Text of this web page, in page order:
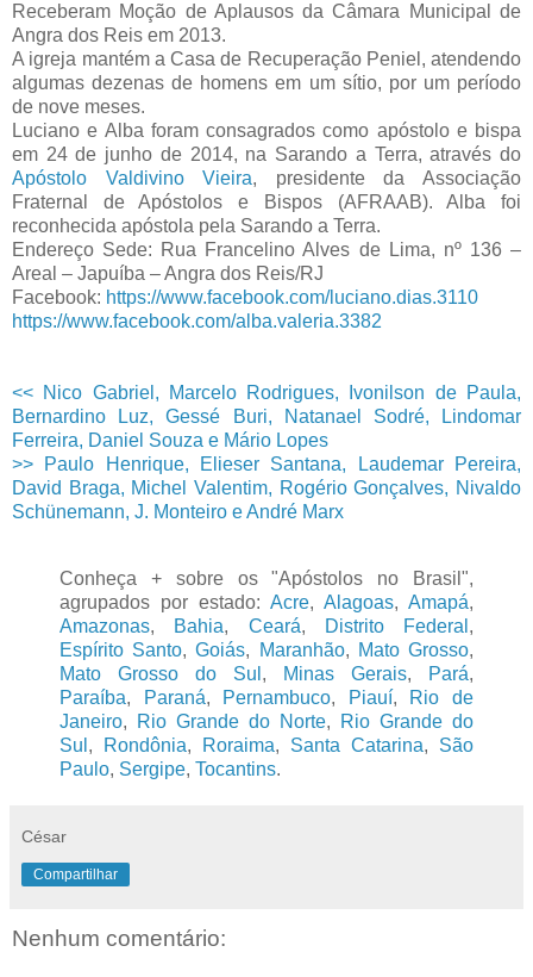
Receberam Moção de Aplausos da Câmara Municipal de
Angra dos Reis em 2013.
A igreja mantém a Casa de Recuperação Peniel, atendendo
algumas dezenas de homens em um sítio, por um período
de nove meses.
Luciano e Alba foram consagrados como apóstolo e bispa
em 24 de junho de 2014, na Sarando a Terra, através do
Apóstolo Valdivino Vieira, presidente da Associação
Fraternal de Apóstolos e Bispos (AFRAAB). Alba foi
reconhecida apóstola pela Sarando a Terra.
Endereço Sede: Rua Francelino Alves de Lima, nº 136 –
Areal – Japuíba – Angra dos Reis/RJ
Facebook: https://www.facebook.com/luciano.dias.3110
https://www.facebook.com/alba.valeria.3382
<< Nico Gabriel, Marcelo Rodrigues, Ivonilson de Paula,
Bernardino Luz, Gessé Buri, Natanael Sodré, Lindomar
Ferreira, Daniel Souza e Mário Lopes
>> Paulo Henrique, Elieser Santana, Laudemar Pereira,
David Braga, Michel Valentim, Rogério Gonçalves, Nivaldo
Schünemann, J. Monteiro e André Marx
Conheça + sobre os "Apóstolos no Brasil",
agrupados por estado: Acre, Alagoas, Amapá,
Amazonas, Bahia, Ceará, Distrito Federal ,
Espírito Santo,Goiás, Maranhão, Mato Grosso,
Mato Grosso do Sul , Minas Gerais, Pará,
Paraíba, Paraná, Pernambuco, Piauí, Rio de
Janeiro, Rio Grande do Norte,
Rio Grande do
Sul , Rondônia, Roraima, Santa Catarina, São
Paulo, Sergipe, Tocantins.
César
Compartilhar
Nenhum comentário: